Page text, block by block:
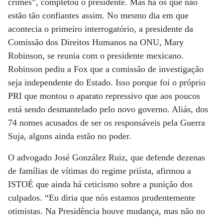
crimes”, completou o presidente. Mas há os que não
estão tão confiantes assim. No mesmo dia em que
acontecia o primeiro interrogatório, a presidente da
Comissão dos Direitos Humanos na ONU, Mary
Robinson, se reunia com o presidente mexicano.
Robinson pediu a Fox que a comissão de investigação
seja independente do Estado. Isso porque foi o próprio
PRI que montou o aparato repressivo que aos poucos
está sendo desmantelado pelo novo governo. Aliás, dos
74 nomes acusados de ser os responsáveis pela Guerra
Suja, alguns ainda estão no poder.
O advogado José González Ruiz, que defende dezenas
de famílias de vítimas do regime priísta, afirmou a
ISTOÉ que ainda há ceticismo sobre a punição dos
culpados. “Eu diria que nós estamos prudentemente
otimistas. Na Presidência houve mudança, mas não no